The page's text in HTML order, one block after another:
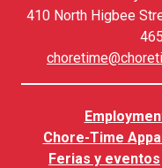
410 North Higbee
Chore-Time
Ferias y eventos